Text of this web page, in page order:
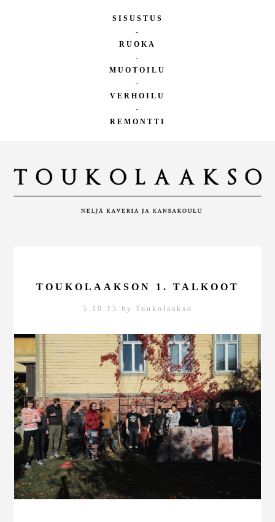
SISUSTUS
-
RUOKA
-
MUOTOILU
-
VERHOILU
-
REMONTTI
TOUKOLAAKSON 1. TALKOOT
5.10.15 by Toukolaakso